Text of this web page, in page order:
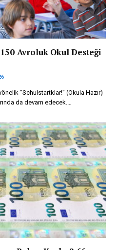
Avroluk Okul Desteği
“Schulstartklar!” (Okula Hazır)
da devam edecek.…